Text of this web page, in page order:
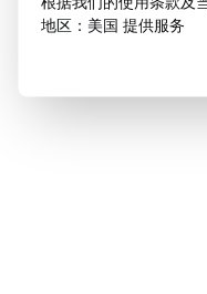
地区：美国 提供服务